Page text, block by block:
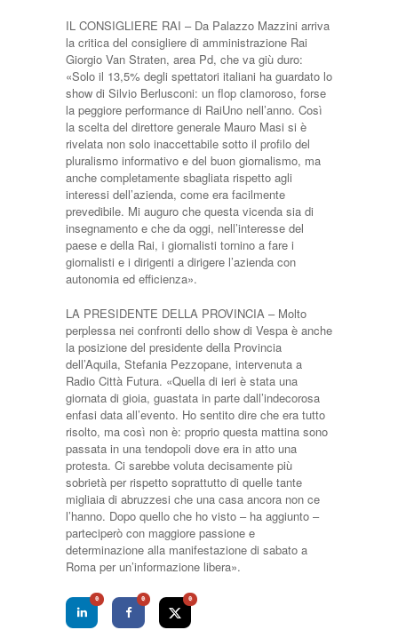
IL CONSIGLIERE RAI – Da Palazzo Mazzini arriva
la critica del consigliere di amministrazione Rai
Giorgio Van Straten, area Pd, che va giù duro:
«Solo il 13,5% degli spettatori italiani ha guardato lo
show di Silvio Berlusconi: un flop clamoroso, forse
la peggiore performance di RaiUno nell’anno. Così
la scelta del direttore generale Mauro Masi si è
rivelata non solo inaccettabile sotto il profilo del
pluralismo informativo e del buon giornalismo, ma
anche completamente sbagliata rispetto agli
interessi dell’azienda, come era facilmente
prevedibile. Mi auguro che questa vicenda sia di
insegnamento e che da oggi, nell’interesse del
paese e della Rai, i giornalisti tornino a fare i
giornalisti e i dirigenti a dirigere l’azienda con
autonomia ed efficienza».
LA PRESIDENTE DELLA PROVINCIA – Molto
perplessa nei confronti dello show di Vespa è anche
la posizione del presidente della Provincia
dell’Aquila, Stefania Pezzopane, intervenuta a
Radio Città Futura. «Quella di ieri è stata una
giornata di gioia, guastata in parte dall’indecorosa
enfasi data all’evento. Ho sentito dire che era tutto
risolto, ma così non è: proprio questa mattina sono
passata in una tendopoli dove era in atto una
protesta. Ci sarebbe voluta decisamente più
sobrietà per rispetto soprattutto di quelle tante
migliaia di abruzzesi che una casa ancora non ce
l’hanno. Dopo quello che ho visto – ha aggiunto –
parteciperò con maggiore passione e
determinazione alla manifestazione di sabato a
Roma per un’informazione libera».
0 0 0